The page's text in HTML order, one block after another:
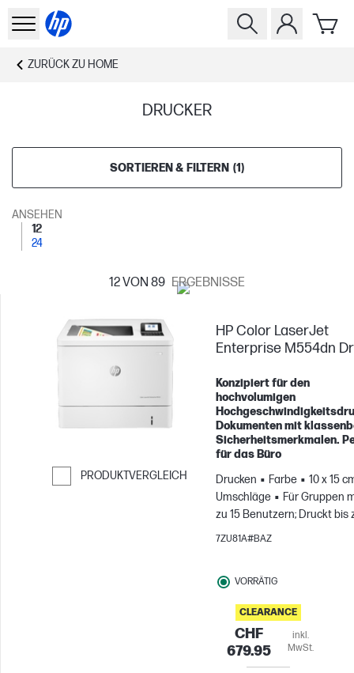
ZURÜCK ZU HOME
DRUCKER
SORTIEREN & FILTERN (1)
ANSEHEN
12
24
12VON 89 ERGEBNISSE
PRODUKTVERGLEICH
Weiter zum Vergleichen
HP Color LaserJet
Enterprise M554dn
Konzipiert für den
hochvolumigen
Dokumenten mit
Sicherheitsmerkmalen.
für das Büro
Drucken
Farbe
10 x 15
Umschläge
Für Gruppen
zu 15 Benutzern; Druckt bis
8.500 Seiten pro Monat
7ZU81A#BAZ
VORRÄTIG
CLEARANCE
CHF
679.95
inkl.
MwSt.